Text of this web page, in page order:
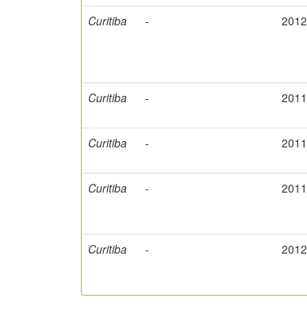
Curitiba
- 2012
Curitiba - 2011
Curitiba
- 2011
Curitiba
- 2011
Curitiba - 2012